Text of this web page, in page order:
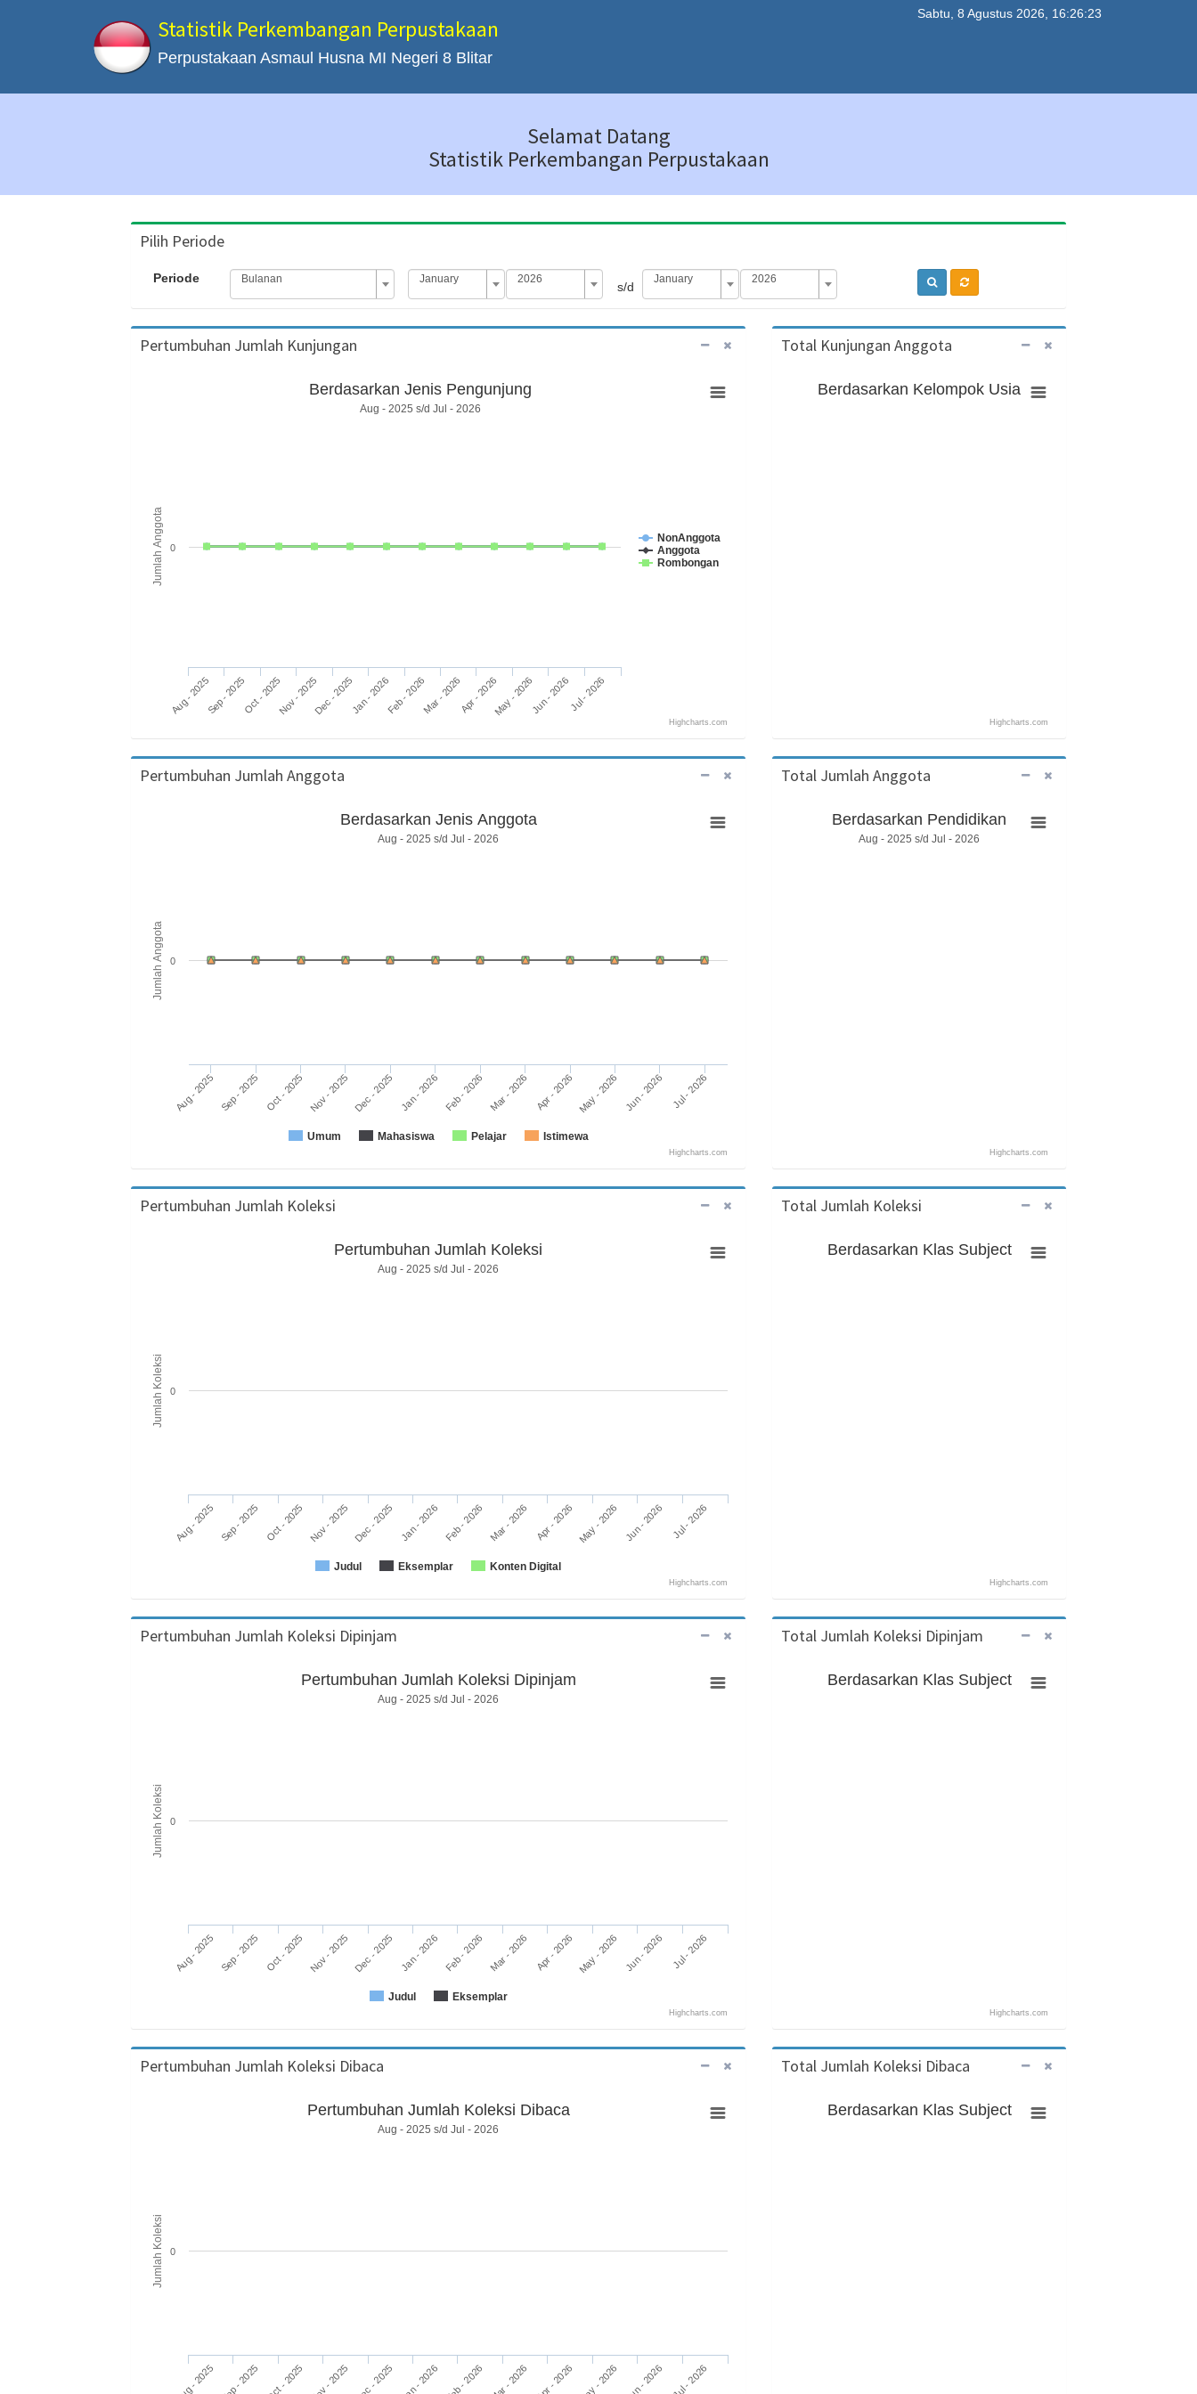
Statistik Perkembangan Perpustakaan
Perpustakaan Asmaul Husna MI Negeri 8 Blitar
Sabtu, 8 Agustus 2026, 16:26:24
Selamat Datang
Statistik Perkembangan Perpustakaan
Pilih Periode
Periode Bulanan January 2026
s/d
January 2026
Pertumbuhan Jumlah Kunjungan
Jumlah Anggota
Berdasarkan Jenis Pengunjung
Aug - 2025 s/d Jul - 2026
NonAnggota
Anggota
Rombongan
Aug - 2025Sep - 2025Oct - 2025Nov - 2025Dec - 2025Jan - 2026Feb - 2026Mar - 2026Apr - 2026May - 2026Jun - 2026Jul - 2026
0
Highcharts.com
Total Kunjungan Anggota
Berdasarkan Kelompok Usia
Highcharts.com
Pertumbuhan Jumlah Anggota
Jumlah Anggota
Berdasarkan Jenis Anggota
Aug - 2025 s/d Jul - 2026
Umum Mahasiswa Pelajar Istimewa
Aug - 2025 Sep - 2025 Oct - 2025 Nov - 2025 Dec - 2025 Jan - 2026 Feb - 2026 Mar - 2026 Apr - 2026 May - 2026 Jun - 2026 Jul - 2026
0
Highcharts.com
Total Jumlah Anggota
Berdasarkan Pendidikan
Aug - 2025 s/d Jul - 2026
Highcharts.com
Pertumbuhan Jumlah Koleksi
Jumlah Koleksi
Pertumbuhan Jumlah Koleksi
Aug - 2025 s/d Jul - 2026
Judul Eksemplar Konten Digital
Aug - 2025 Sep - 2025 Oct - 2025 Nov - 2025 Dec - 2025 Jan - 2026 Feb - 2026 Mar - 2026 Apr - 2026 May - 2026 Jun - 2026 Jul - 2026
0
Highcharts.com
Total Jumlah Koleksi
Berdasarkan Klas Subject
Highcharts.com
Pertumbuhan Jumlah Koleksi Dipinjam
Jumlah Koleksi
Pertumbuhan Jumlah Koleksi Dipinjam
Aug - 2025 s/d Jul - 2026
Judul Eksemplar
Aug - 2025 Sep - 2025 Oct - 2025 Nov - 2025 Dec - 2025 Jan - 2026 Feb - 2026 Mar - 2026 Apr - 2026 May - 2026 Jun - 2026 Jul - 2026
0
Highcharts.com
Total Jumlah Koleksi Dipinjam
Berdasarkan Klas Subject
Highcharts.com
Pertumbuhan Jumlah Koleksi Dibaca
Jumlah Koleksi
Pertumbuhan Jumlah Koleksi Dibaca
Aug - 2025 s/d Jul - 2026
Aug - 2025 Sep - 2025 Oct - 2025 Nov - 2025 Dec - 2025 Jan - 2026 Feb - 2026 Mar - 2026 Apr - 2026 May - 2026 Jun - 2026 Jul - 2026
0
Total Jumlah Koleksi Dibaca
Berdasarkan Klas Subject